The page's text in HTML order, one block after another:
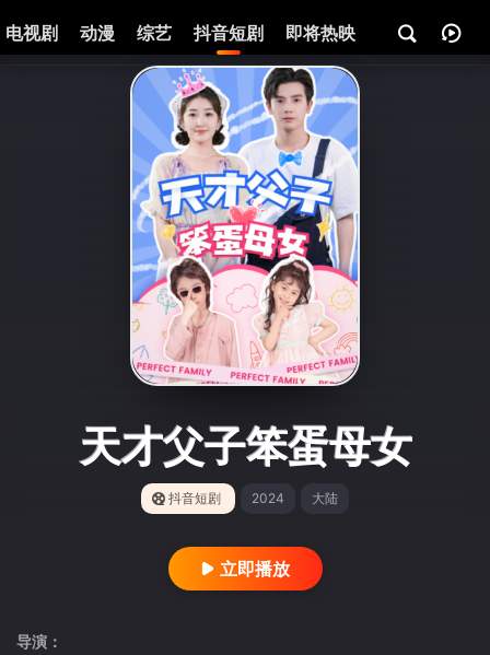
电视剧 动漫 综艺 抖音短剧 即将热映 资讯
天才父子笨蛋母女
抖音短剧 2024 大陆
立即播放
导演：